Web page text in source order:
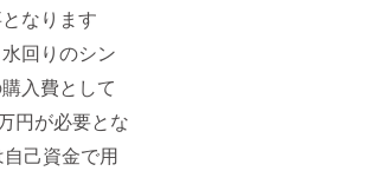
なります
回りのシン
入費として
円が必要とな
己資金で用